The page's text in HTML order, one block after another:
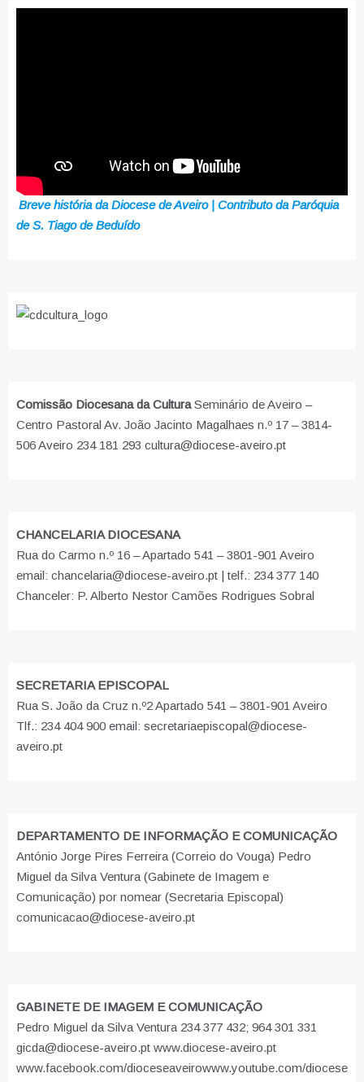
Breve história da Diocese de Aveiro | Contributo da Paróquia
de S. Tiago de Beduído
Comissão Diocesana da CulturaSeminário de Aveiro –
Centro Pastoral Av. João Jacinto Magalhaes n.º 17 – 3814-
506 Aveiro 234 181 293 cultura@diocese-aveiro.pt
CHANCELARIA DIOCESANA
Rua do Carmo n.º 16 – Apartado 541 – 3801-901 Aveiro
email: chancelaria@diocese-aveiro.pt | telf.: 234 377 140
Chanceler: P. Alberto Nestor Camões Rodrigues Sobral
SECRETARIA EPISCOPAL
Rua S. João da Cruz n.º2 Apartado 541 – 3801-901 Aveiro
Tlf.: 234 404 900 email: secretariaepiscopal@diocese-
aveiro.pt
DEPARTAMENTO DE INFORMAÇÃO E COMUNICAÇÃO
António Jorge Pires Ferreira (Correio do Vouga) Pedro
Miguel da Silva Ventura (Gabinete de Imagem e
Comunicação) por nomear (Secretaria Episcopal)
comunicacao@diocese-aveiro.pt
GABINETE DE IMAGEM E COMUNICAÇÃO
Pedro Miguel da Silva Ventura 234 377 432; 964 301 331
gicda@diocese-aveiro.pt www.diocese-aveiro.pt
www.facebook.com/dioceseaveirowww.youtube.com/diocese